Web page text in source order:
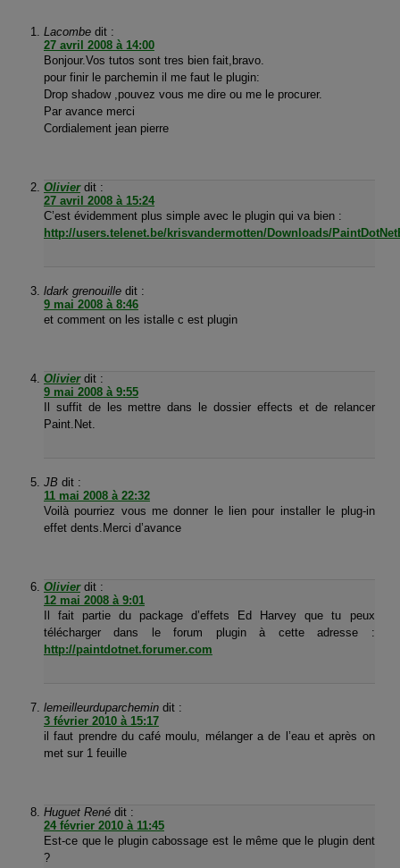
Lacombe dit :
27 avril 2008 à 14:00
Bonjour.Vos tutos sont tres bien fait,bravo.
pour finir le parchemin il me faut le plugin:
Drop shadow ,pouvez vous me dire ou me le procurer.
Par avance merci
Cordialement jean pierre
Olivier dit :
27 avril 2008 à 15:24
C’est évidemment plus simple avec le plugin qui va bien :
http://users.telenet.be/krisvandermotten/Downloads/
ldark grenouille dit :
9 mai 2008 à 8:46
et comment on les istalle c est plugin
Olivier dit :
9 mai 2008 à 9:55
Il suffit de les mettre dans le dossier effects et de relancer
Paint.Net.
JB dit :
11 mai 2008 à 22:32
Voilà pourriez vous me donner le lien pour installer le plug-in
effet dents.Merci d’avance
Olivier dit :
12 mai 2008 à 9:01
Il fait partie du package d’effets Ed Harvey que tu peux
télécharger dans le forum plugin à cette adresse :
http://paintdotnet.forumer.com
lemeilleurduparchemin dit :
3 février 2010 à 15:17
il faut prendre du café moulu, mélanger a de l’eau et après on
met sur 1 feuille
Huguet René dit :
24 février 2010 à 11:45
Est-ce que le plugin cabossage est le même que le plugin dent
?